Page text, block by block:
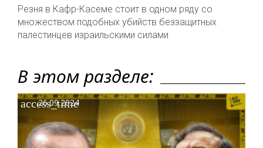
Резня в Кафр-Касеме стоит в одном ряду со
множеством подобных убийств беззащитных
палестинцев израильскими силами
В этом разделе:
access_time
26.09.2024